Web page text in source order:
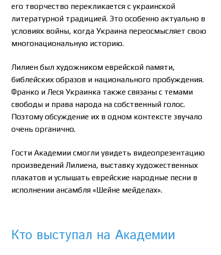
его творчество перекликается с украинской
литературной традицией. Это особенно актуально в
условиях войны, когда Украина переосмысляет свою
многонациональную историю.
Лилиен был художником еврейской памяти,
библейских образов и национального пробуждения.
Франко и Леся Украинка также связаны с темами
свободы и права народа на собственный голос.
Поэтому обсуждение их в одном контексте звучало
очень органично.
Гости Академии смогли увидеть видеопрезентацию
произведений Лилиена, выставку художественных
плакатов и услышать еврейские народные песни в
исполнении ансамбля «Шейне мейделах».
Кто выступал на Академии